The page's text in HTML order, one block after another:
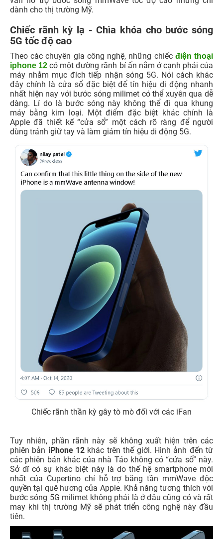
dành cho thị trường Mỹ.
Chiếc rãnh kỳ lạ - Chìa khóa cho bước sóng
5G tốc độ cao
Theo các chuyên gia công nghệ, những chiếc điện thoại
iphone 12 có một đường rãnh bí ẩn nằm ở cạnh phải của
máy nhằm mục đích tiếp nhận sóng 5G. Nói cách khác
đây chính là cửa sổ đặc biệt để tín hiệu di động nhanh
nhất hiện nay với bước sóng milimet có thể xuyên qua dễ
dàng. Lí do là bước sóng này không thể đi qua khung
máy bằng kim loại. Một điểm đặc biệt khác chính là
Apple đã thiết kế “cửa sổ” một cách rõ ràng để người
dùng tránh giữ tay và làm giảm tín hiệu di động 5G.
Chiếc rãnh thần kỳ gây tò mò đối với các iFan
Tuy nhiên, phần rãnh này sẽ không xuất hiện trên các
phiên bản iPhone 12 khác trên thế giới. Hình ảnh đến từ
các phiên bản khác của nhà Táo không có “cửa sổ” này.
Sở dĩ có sự khác biệt này là do thế hệ smartphone mới
nhất của Cupertino chỉ hỗ trợ băng tần mmWave độc
quyền tại quê hương của Apple. Khả năng tương thích với
bước sóng 5G milimet không phải là ở đâu cũng có và rất
may khi thị trường Mỹ sẽ phát triển công nghệ này đầu
tiên.